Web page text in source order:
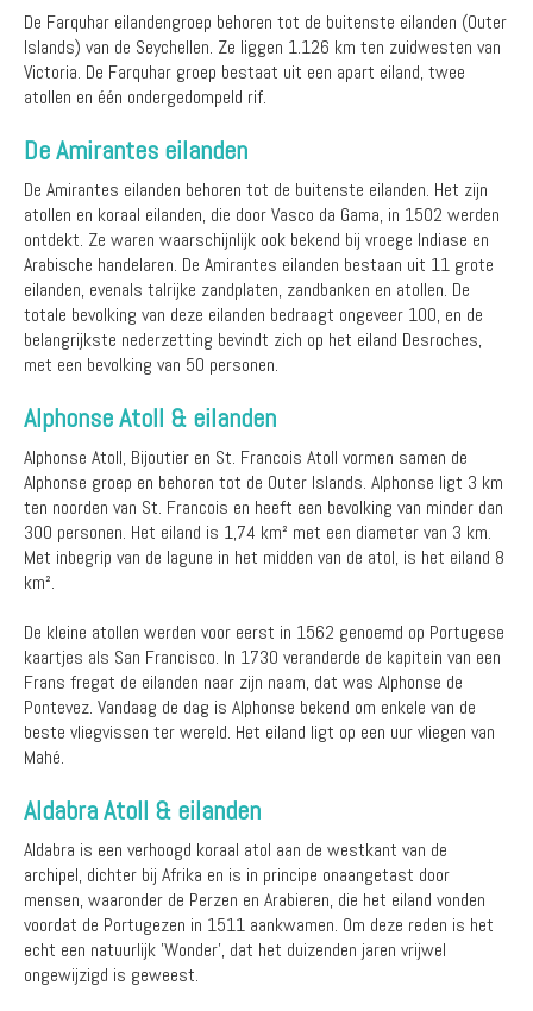
De Farquhar eilandengroep behoren tot de buitenste eilanden (Outer
Islands) van de Seychellen. Ze liggen 1.126 km ten zuidwesten van
Victoria. De Farquhar groep bestaat uit een apart eiland, twee
atollen en één ondergedompeld rif.
De Amirantes eilanden
De Amirantes eilanden behoren tot de buitenste eilanden. Het zijn
atollen en koraal eilanden, die door Vasco da Gama, in 1502 werden
ontdekt. Ze waren waarschijnlijk ook bekend bij vroege Indiase en
Arabische handelaren. De Amirantes eilanden bestaan uit 11 grote
eilanden, evenals talrijke zandplaten, zandbanken en atollen. De
totale bevolking van deze eilanden bedraagt ongeveer 100, en de
belangrijkste nederzetting bevindt zich op het eiland Desroches,
met een bevolking van 50 personen.
Alphonse Atoll & eilanden
Alphonse Atoll, Bijoutier en St. Francois Atoll vormen samen de
Alphonse groep en behoren tot de Outer Islands. Alphonse ligt 3 km
ten noorden van St. Francois en heeft een bevolking van minder dan
300 personen. Het eiland is 1,74 km² met een diameter van 3 km.
Met inbegrip van de lagune in het midden van de atol, is het eiland 8
km².
De kleine atollen werden voor eerst in 1562 genoemd op Portugese
kaartjes als San Francisco. In 1730 veranderde de kapitein van een
Frans fregat de eilanden naar zijn naam, dat was Alphonse de
Pontevez. Vandaag de dag is Alphonse bekend om enkele van de
beste vliegvissen ter wereld. Het eiland ligt op een uur vliegen van
Mahé.
Aldabra Atoll & eilanden
Aldabra is een verhoogd koraal atol aan de westkant van de
archipel, dichter bij Afrika en is in principe onaangetast door
mensen, waaronder de Perzen en Arabieren, die het eiland vonden
voordat de Portugezen in 1511 aankwamen. Om deze reden is het
echt een natuurlijk 'Wonder', dat het duizenden jaren vrijwel
ongewijzigd is geweest.